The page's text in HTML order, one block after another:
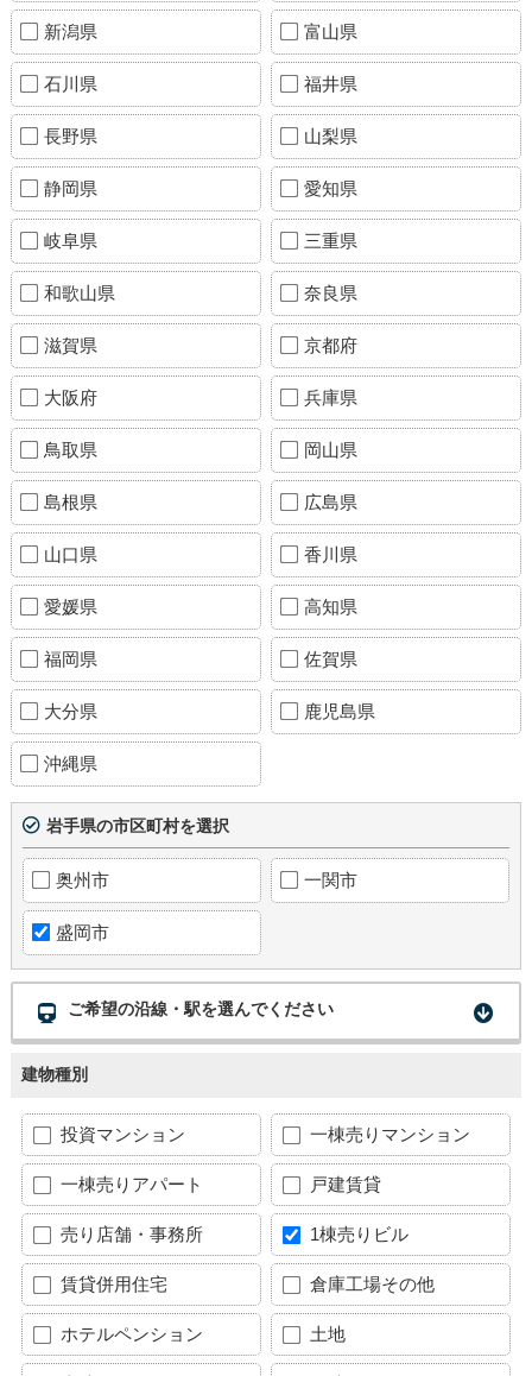
新潟県 富山県
石川県 福井県
長野県 山梨県
静岡県 愛知県
岐阜県 三重県
和歌山県 奈良県
滋賀県 京都府
大阪府 兵庫県
鳥取県 岡山県
島根県 広島県
山口県 香川県
愛媛県 高知県
福岡県 佐賀県
大分県 鹿児島県
沖縄県
岩手県の市区町村を選択
奥州市 一関市
盛岡市
ご希望の沿線・駅を選んでください
建物種別
投資マンション 一棟売りマンション
一棟売りアパート 戸建賃貸
売り店舗・事務所 1棟売りビル
賃貸併用住宅 倉庫工場その他
ホテルペンション 土地